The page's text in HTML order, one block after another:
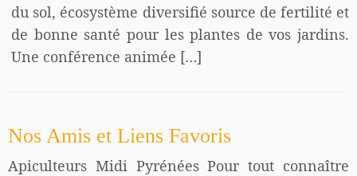
du sol, écosystème diversifié source de fertilité et
de bonne santé pour les plantes de vos jardins.
Une conférence animée […]
Nos Amis et Liens Favoris
Apiculteurs Midi Pyrénées Pour tout connaître